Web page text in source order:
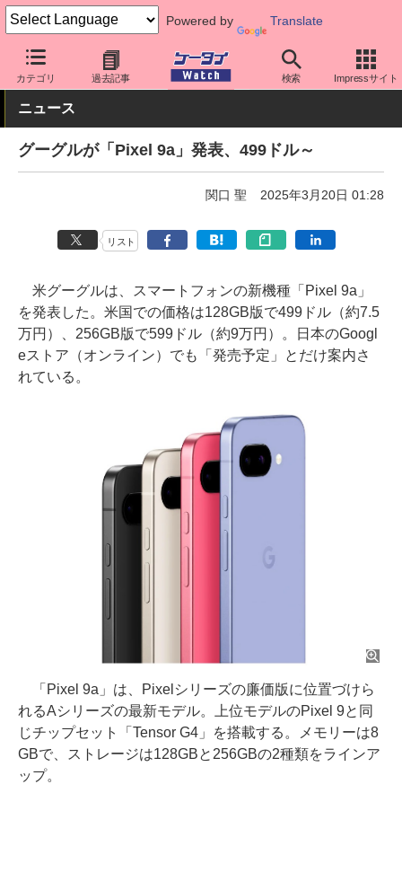
Powered by Translate
カテゴリ 過去記事 検索 Impressサイト
ケータイ Watch OS Android Pixel
ニュース
グーグルが「Pixel 9a」発表、499ドル～
関口 聖 2025年3月20日 01:28
リスト
米グーグルは、スマートフォンの新機種「Pixel 9a」
を発表した。米国での価格は128GB版で499ドル（約7.5
万円）、256GB版で599ドル（約9万円）。日本のGoogl
eストア（オンライン）でも「発売予定」とだけ案内さ
れている。
「Pixel 9a」は、Pixelシリーズの廉価版に位置づけら
れるAシリーズの最新モデル。上位モデルのPixel 9と同
じチップセット「Tensor G4」を搭載する。メモリーは8
GBで、ストレージは128GBと256GBの2種類をラインア
ップ。